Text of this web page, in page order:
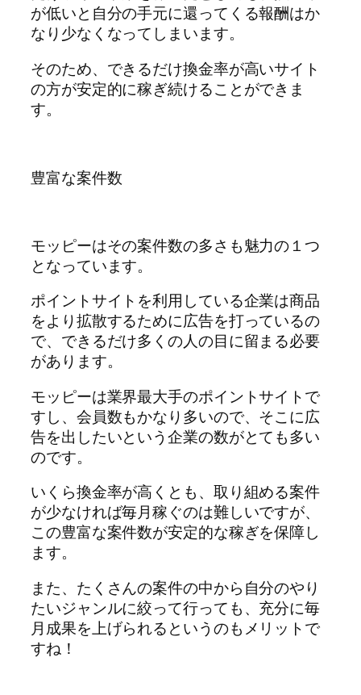
が低いと自分の手元に還ってくる報酬はか
なり少なくなってしまいます。
そのため、できるだけ換金率が高いサイト
の方が安定的に稼ぎ続けることができま
す。
豊富な案件数
モッピーはその案件数の多さも魅力の１つ
となっています。
ポイントサイトを利用している企業は商品
をより拡散するために広告を打っているの
で、できるだけ多くの人の目に留まる必要
があります。
モッピーは業界最大手のポイントサイトで
すし、会員数もかなり多いので、そこに広
告を出したいという企業の数がとても多い
のです。
いくら換金率が高くとも、取り組める案件
が少なければ毎月稼ぐのは難しいですが、
この豊富な案件数が安定的な稼ぎを保障し
ます。
また、たくさんの案件の中から自分のやり
たいジャンルに絞って行っても、充分に毎
月成果を上げられるというのもメリットで
すね！